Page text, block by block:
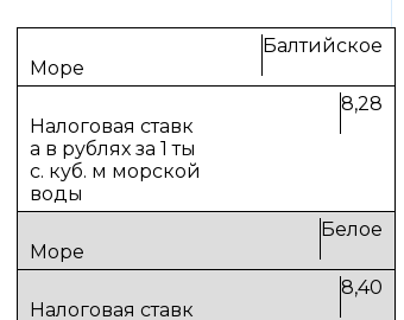
Балтийское
8,28
Белое
8,40